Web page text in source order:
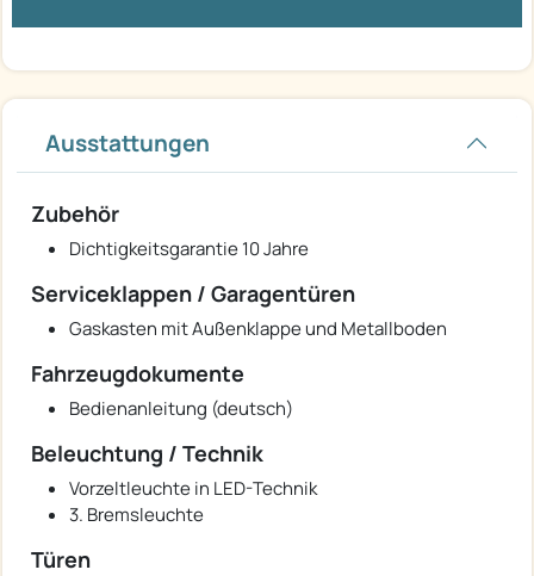
Ausstattungen
Zubehör
Dichtigkeitsgarantie 10 Jahre
Serviceklappen / Garagentüren
Gaskasten mit Außenklappe und Metallboden
Fahrzeugdokumente
Bedienanleitung (deutsch)
Beleuchtung / Technik
Vorzeltleuchte in LED-Technik
3. Bremsleuchte
Türen